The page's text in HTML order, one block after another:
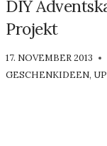
DIY
Projekt
VON
LUISA
17. NOVEMBER 2013
GESCHENKIDEEN,